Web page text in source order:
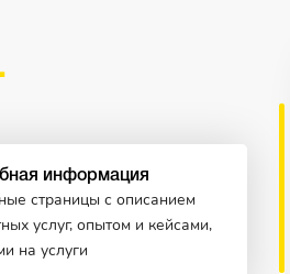
информация
страницы с описанием
услуг, опытом и кейсами,
на услуги